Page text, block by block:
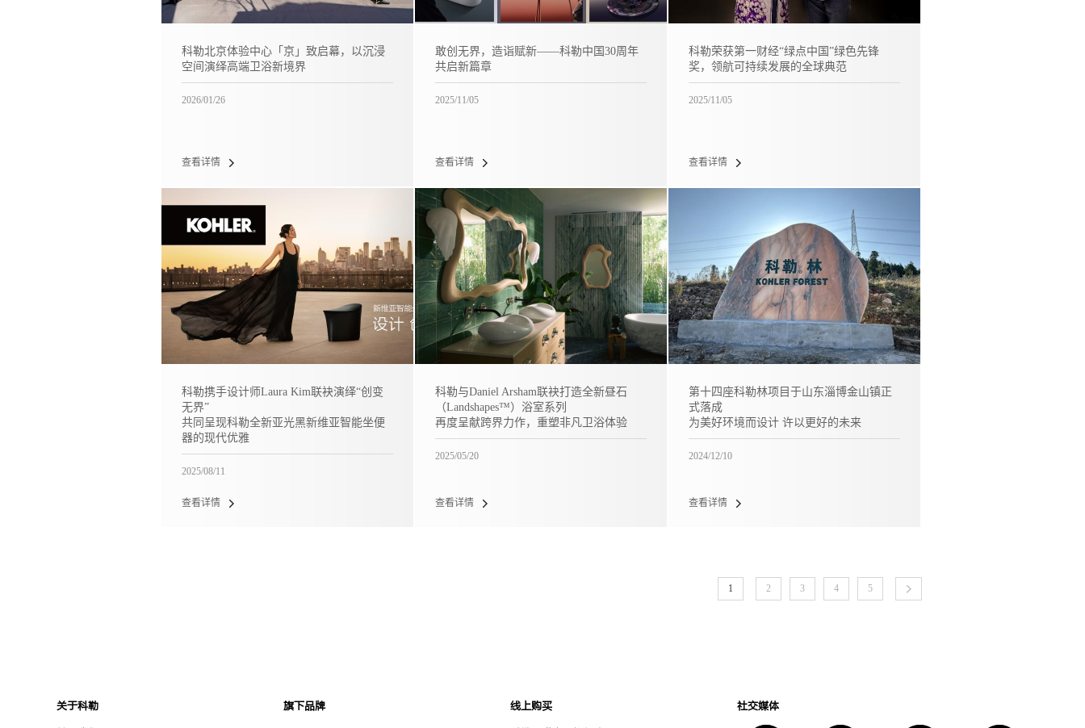
科勒北京体验中心「京」致启幕，以沉浸
空间演绎高端卫浴新境界
2026/01/26
查看详情
敢创无界，造诣赋新——科勒中国30周年
共启新篇章
2025/11/05
查看详情
科勒荣获第一财经“绿点中国”绿色先锋
奖，领航可持续发展的全球典范
2025/11/05
查看详情
科勒携手设计师Laura Kim联袂演绎“创变
无界”
共同呈现科勒全新亚光黑新维亚智能坐便
器的现代优雅
2025/08/11
查看详情
科勒与Daniel Arsham联袂打造全新昼石
（Landshapes™）浴室系列
再度呈献跨界力作，重塑非凡卫浴体验
2025/05/20
查看详情
第十四座科勒林项目于山东淄博金山镇正
式落成
为美好环境而设计 许以更好的未来
2024/12/10
查看详情
1 2 3 4 5
关于科勒 旗下品牌 线上购买 社交媒体